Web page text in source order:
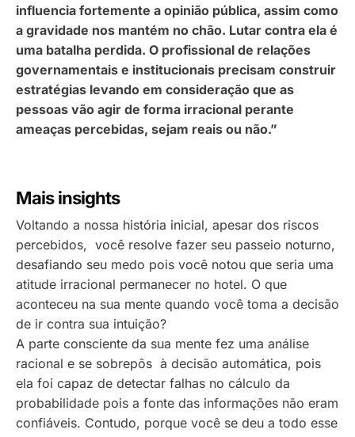
influencia fortemente a opinião pública, assim como
a gravidade nos mantém no chão. Lutar contra ela é
uma batalha perdida. O profissional de relações
governamentais e institucionais precisam construir
estratégias levando em consideração que as
pessoas vão agir de forma irracional perante
ameaças percebidas, sejam reais ou não.”
Mais insights
Voltando a nossa história inicial, apesar dos riscos
percebidos, você resolve fazer seu passeio noturno,
desafiando seu medo pois você notou que seria uma
atitude irracional permanecer no hotel. O que
aconteceu na sua mente quando você toma a decisão
de ir contra sua intuição?
A parte consciente da sua mente fez uma análise
racional e se sobrepôs à decisão automática, pois
ela foi capaz de detectar falhas no cálculo da
probabilidade pois a fonte das informações não eram
confiáveis. Contudo, porque você se deu a todo esse